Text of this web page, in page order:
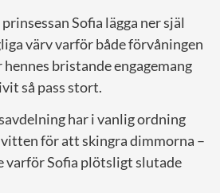
Sofia lägga ner själ
värv varför både förvåningen
bristande engagemang
så pass stort.
har i vanlig ordning
för att skingra dimmorna –
varför Sofia plötsligt slutade